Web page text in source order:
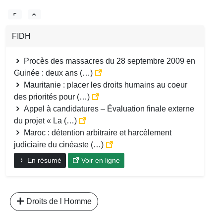
FIDH
Procès des massacres du 28 septembre 2009 en
Guinée : deux ans (…)
Mauritanie : placer les droits humains au coeur
des priorités pour (…)
Appel à candidatures – Évaluation finale externe
du projet « La (…)
Maroc : détention arbitraire et harcèlement
judiciaire du cinéaste (…)
En résumé Voir en ligne
Droits de l Homme